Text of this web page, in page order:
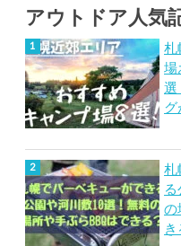
アウトドア人気
札
場
選
グ
札
の
き